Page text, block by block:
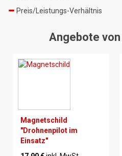
Preis/Leistungs-Verhältnis
Angebote von
Magnetschild
"Drohnenpilot im
Einsatz"